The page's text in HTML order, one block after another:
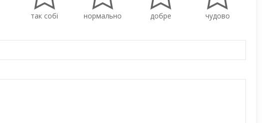
так собі нормально добре чудово